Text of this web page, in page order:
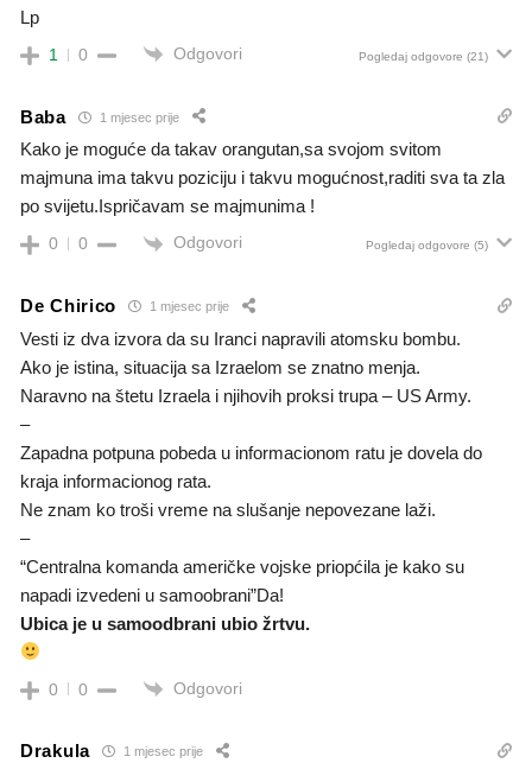
Lp
1 0 Odgovori Pogledaj odgovore (21)
Baba 1 mjesec prije
Kako je moguće da takav orangutan,sa svojom svitom
majmuna ima takvu poziciju i takvu mogućnost,raditi sva ta zla
po svijetu.Ispričavam se majmunima !
0 0 Odgovori Pogledaj odgovore (5)
De Chirico 1 mjesec prije
Vesti iz dva izvora da su Iranci napravili atomsku bombu.
Ako je istina, situacija sa Izraelom se znatno menja.
Naravno na štetu Izraela i njihovih proksi trupa – US Army.
–
Zapadna potpuna pobeda u informacionom ratu je dovela do
kraja informacionog rata.
Ne znam ko troši vreme na slušanje nepovezane laži.
–
“Centralna komanda američke vojske priopćila je kako su
napadi izvedeni u samoobrani”Da!
Ubica je u samoodbrani ubio žrtvu.
0 0 Odgovori
Drakula 1 mjesec prije